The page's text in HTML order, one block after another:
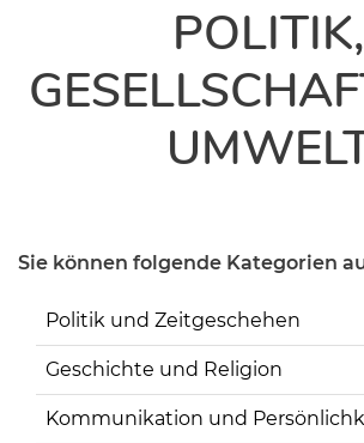
POLITIK,
Sie können folgende Kategorien
Politik und Zeitgeschehen
Geschichte und Religion
Kommunikation und